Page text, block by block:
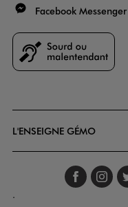
Facebook Messenger
L'ENSEIGNE GÉMO
.